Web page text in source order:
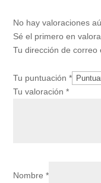
No hay valoraciones
Sé el primero en
Tu dirección de correo
Tu puntuación*
Tu valoración*
Nombre*